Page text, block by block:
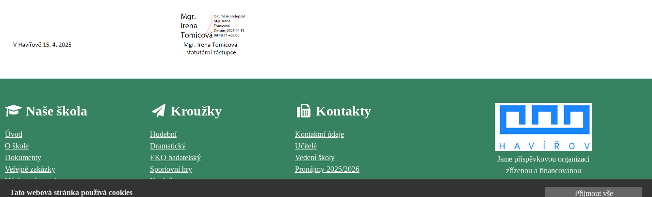
Naše škola
Úvod
O škole
Dokumenty
Veřejné zakázky
Výchovný poradce
Jídelna
Kroužky
Hudební
Dramatický
EKO badatelský
Sportovní hry
Kuchtík
Kontakty
Kontaktní údaje
Učitelé
Vedení školy
Pronájmy 2025/2026
Jsme příspěvkovou organizací
zřízenou a financovanou
Tato webová stránka používá cookies
Přijmout vše